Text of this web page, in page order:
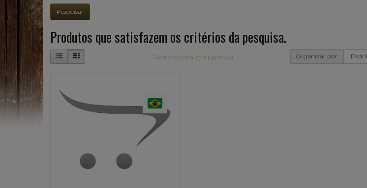
Produtos que satisfazem os critérios da pesquisa.
Produtos para comparar (0) Organizar por: